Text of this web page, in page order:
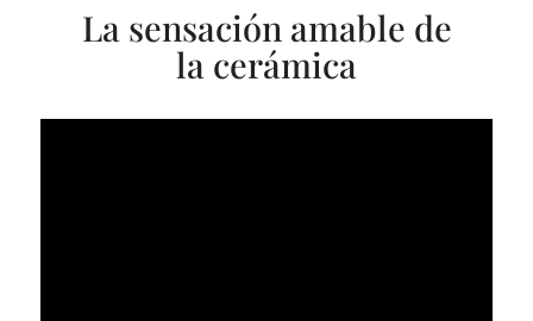
La sensación amable de
la cerámica